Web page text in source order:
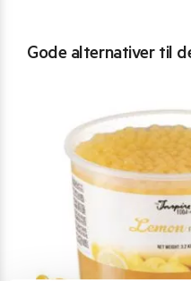
Gode alternativer til